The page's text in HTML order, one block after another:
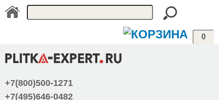
0
+7(800)500-1271
+7(495)646-0482